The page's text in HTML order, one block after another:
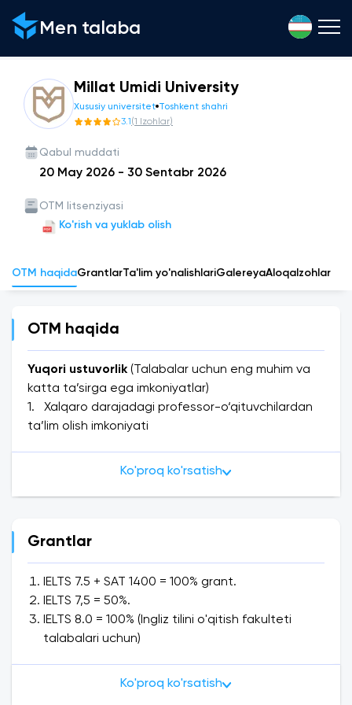
Men talaba
Millat Umidi University
Xususiy universitet Toshkent shahri
3.1 (1 Izohlar)
Qabul muddati
20 May 2026 - 30 Sentabr 2026
OTM litsenziyasi
Ko'rish va yuklab olish
OTM haqidaGrantlarTa'lim yo'nalishlariGalereyaAloqa Izohlar
OTM haqida
Yuqori ustuvorlik (Talabalar uchun eng muhim va
katta ta’sirga ega imkoniyatlar)
1. Xalqaro darajadagi professor-o‘qituvchilardan
ta’lim olish imkoniyati
ta’minlash imkoniyati
5. 2+2 va 3+1 almashinuv dasturlari
moliyaviy ko‘mak imkoniyati
7. MU MASTER loyihasi – taniqli spikerlardan bepul
masterklasslar olish imkoniyati
8. Work&Travel dasturida qatnashish imkoniyati va
Ko'proq ko'rsatish
Grantlar
IELTS 7.5 + SAT 1400 = 100% grant.
IELTS 7,5 = 50%.
IELTS 8.0 = 100% (Ingliz tilini o'qitish fakulteti
talabalari uchun)
fakulteti talabalari uchun)
Ko'proq ko'rsatish